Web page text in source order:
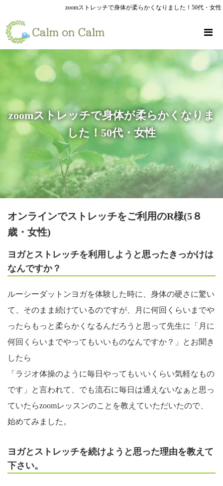
zoomストレッチで身体が柔らかくなりました！50代・女性
zoomストレッチで身体が柔らかくなりま
した！50代・女性
オンラインでストレッチをご利用のR様(5８
歳・女性)
ヨガとストレッチを利用しようと思ったきっかけは
なんですか？
ルーシーダットンヨガを体験した時に、身体の硬さに驚い
て、そのまま続けているのですが、月に何回くらいまでや
ったらもっと柔らかくなるんだろうと思って先生に「月に
何回くらいまでやってもいいものなんですか？」とお聞き
したら
「ラジオ体操のように毎日やってもいいくらい気軽なもの
です」と言われて、でも流石に毎日は通えないなぁと思っ
ていたらzoomレッスンのことを教えていただいたので、
始めてみました。
ヨガとストレッチを続けようと思った理由を教えて
下さい。